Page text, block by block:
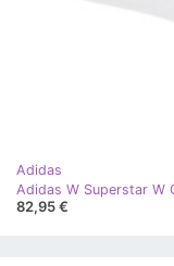
Adidas
Adidas W Superstar W
82,95 €